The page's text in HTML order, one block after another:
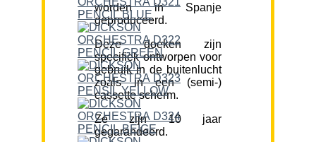
worden in Spanje
geproduceerd.
Deze doeken zijn
specifiek ontworpen voor
gebruik in de buitenlucht
zoals in een (semi-)
cassette scherm.
Ze zijn 10 jaar
gegarandeerd.